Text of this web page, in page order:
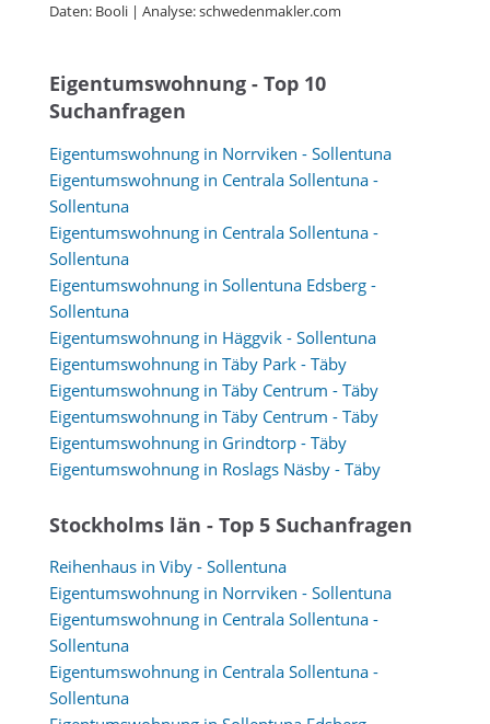
Daten: Booli | Analyse: schwedenmakler.com
Eigentumswohnung - Top 10
Suchanfragen
Eigentumswohnung in Norrviken - Sollentuna
Eigentumswohnung in Centrala Sollentuna -
Sollentuna
Eigentumswohnung in Centrala Sollentuna -
Sollentuna
Eigentumswohnung in Sollentuna Edsberg -
Sollentuna
Eigentumswohnung in Häggvik - Sollentuna
Eigentumswohnung in Täby Park - Täby
Eigentumswohnung in Täby Centrum - Täby
Eigentumswohnung in Täby Centrum - Täby
Eigentumswohnung in Grindtorp - Täby
Eigentumswohnung in Roslags Näsby - Täby
Stockholms län - Top 5 Suchanfragen
Reihenhaus in Viby - Sollentuna
Eigentumswohnung in Norrviken - Sollentuna
Eigentumswohnung in Centrala Sollentuna -
Sollentuna
Eigentumswohnung in Centrala Sollentuna -
Sollentuna